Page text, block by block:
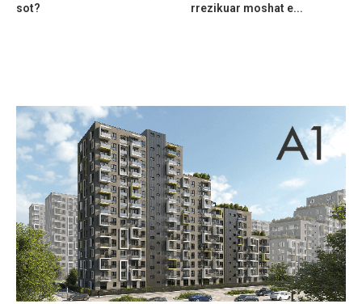
sot?
rrezikuar moshat e...